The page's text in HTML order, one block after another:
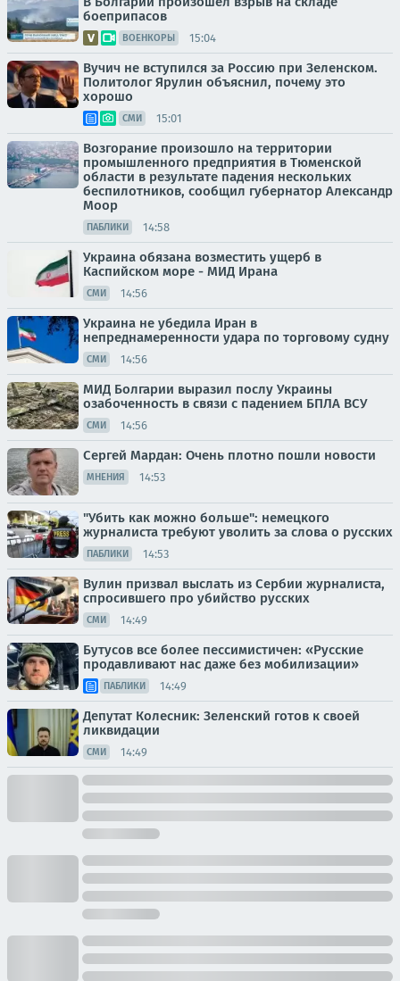
боеприпасов
ВОЕНКОРЫ 15:04
Вучич не вступился за Россию при Зеленском.
Политолог Ярулин объяснил, почему это
хорошо
СМИ 15:01
Возгорание произошло на территории
промышленного предприятия в Тюменской
области в результате падения нескольких
беспилотников, сообщил губернатор Александр
Моор
ПАБЛИКИ 14:58
Украина обязана возместить ущерб в
Каспийском море - МИД Ирана
СМИ 14:56
Украина не убедила Иран в
непреднамеренности удара по торговому судну
СМИ 14:56
МИД Болгарии выразил послу Украины
озабоченность в связи с падением БПЛА ВСУ
СМИ 14:56
Сергей Мардан: Очень плотно пошли новости
МНЕНИЯ 14:53
"Убить как можно больше": немецкого
журналиста требуют уволить за слова о русских
ПАБЛИКИ 14:53
Вулин призвал выслать из Сербии журналиста,
спросившего про убийство русских
СМИ 14:49
Бутусов все более пессимистичен: «Русские
продавливают нас даже без мобилизации»
ПАБЛИКИ 14:49
Депутат Колесник: Зеленский готов к своей
ликвидации
СМИ 14:49